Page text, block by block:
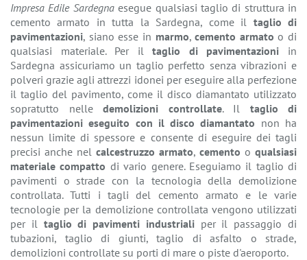
Impresa Edile Sardegnaesegue qualsiasi taglio di struttura in
cemento armato in tutta la Sardegna, come il taglio di
pavimentazioni, siano esse in marmo,cemento armato o di
qualsiasi materiale. Per iltaglio di pavimentazioni in
Sardegna assicuriamo un taglio perfetto senza vibrazioni e
polveri grazie agli attrezzi idonei per eseguire alla perfezione
il taglio del pavimento, come il disco diamantato utilizzato
sopratutto nelle demolizioni controllate. Il taglio di
pavimentazioni eseguito con il disco diamantato non ha
nessun limite di spessore e consente di eseguire dei tagli
precisi anche nel calcestruzzo armato, cemento o qualsiasi
materiale compatto di vario genere. Eseguiamo il taglio di
pavimenti o strade con la tecnologia della demolizione
controllata. Tutti i tagli del cemento armato e le varie
tecnologie per la demolizione controllata vengono utilizzati
per il taglio di pavimenti industrialiper il passaggio di
tubazioni, taglio di giunti, taglio di asfalto o strade,
demolizioni controllate su porti di mare o piste d'aeroporto.